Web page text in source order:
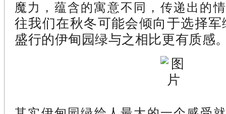
魔力，蕴含的寓意不同，传递出的
往我们在秋冬可能会倾向于选择
盛行的伊甸园绿与之相比更有质感